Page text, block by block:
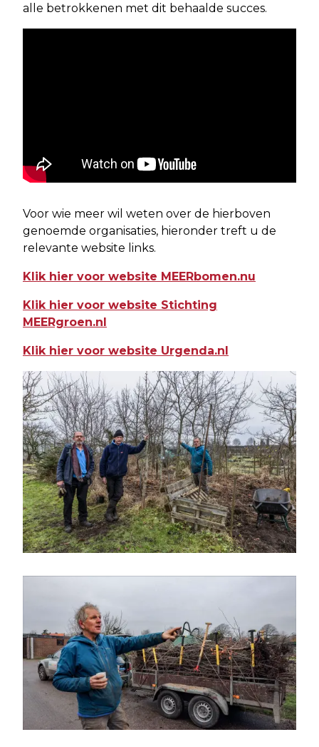
alle betrokkenen met dit behaalde succes.
Voor wie meer wil weten over de hierboven
genoemde organisaties, hieronder treft u de
relevante website links.
Klik hier voor website MEERbomen.nu
Klik hier voor website Stichting
MEERgroen.nl
Klik hier voor website Urgenda.nl